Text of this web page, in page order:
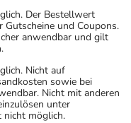
Der Bestellwert
Gutscheine und Coupons.
anwendbar und gilt
Nicht auf
sowie bei
Nicht mit anderen
unter
nicht möglich.